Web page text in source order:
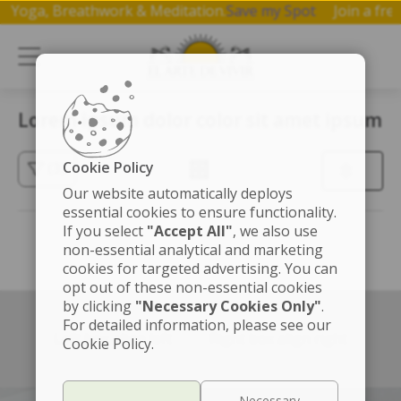
Yoga, Breathwork & Meditation.Save my Spot Join a
Lorem ipsum dolor color sit amet ipsum
(3)
Left box align left Right box align right
Cookie Policy
Our website automatically deploys
essential cookies to ensure functionality.
If you select "Accept All", we also use
non-essential analytical and marketing
cookies for targeted advertising. You can
opt out of these non-essential cookies
by clicking "Necessary Cookies Only".
For detailed information, please see our
Cookie Policy.